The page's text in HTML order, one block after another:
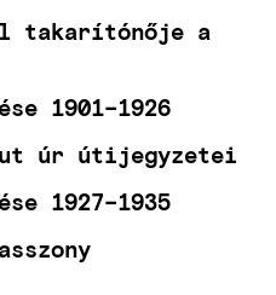
takarítónője a
1901–1926
úr útijegyzetei
1927–1935